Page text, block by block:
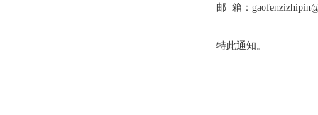
邮 箱：
特此通知。